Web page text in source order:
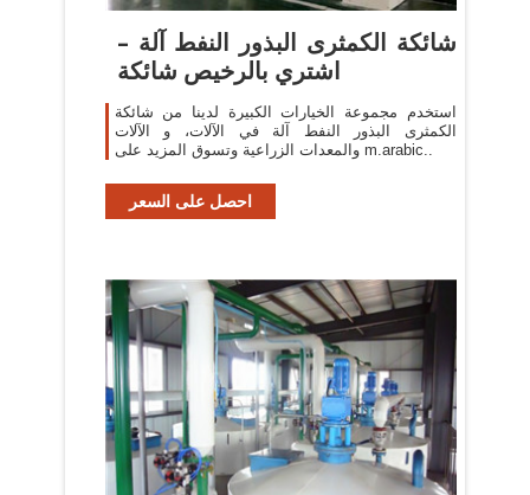
شائكة الكمثرى البذور النفط آلة –
اشتري بالرخيص شائكة
استخدم مجموعة الخيارات الكبيرة لدينا من شائكة
الكمثرى البذور النفط آلة في الآلات، و الآلات
والمعدات الزراعية وتسوق المزيد على m.arabic..
احصل على السعر